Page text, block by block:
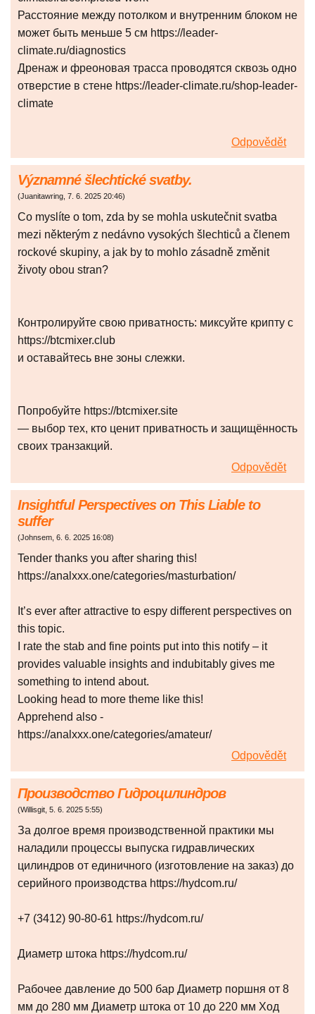
Расстояние между потолком и внутренним блоком не
может быть меньше 5 см https://leader-
climate.ru/diagnostics
Дренаж и фреоновая трасса проводятся сквозь одно
отверстие в стене https://leader-climate.ru/shop-leader-
climate
Odpovědět
Významné šlechtické svatby.
(Juanitawring, 7. 6. 2025 20:46)
Co myslíte o tom, zda by se mohla uskutečnit svatba
mezi některým z nedávno vysokých šlechticů a členem
rockové skupiny, a jak by to mohlo zásadně změnit
životy obou stran?
Контролируйте свою приватность: миксуйте крипту с
https://btcmixer.club
и оставайтесь вне зоны слежки.
Попробуйте https://btcmixer.site
— выбор тех, кто ценит приватность и защищённость
своих транзакций.
Odpovědět
Insightful Perspectives on This Liable to
suffer
(Johnsem, 6. 6. 2025 16:08)
Tender thanks you after sharing this!
https://analxxx.one/categories/masturbation/
It’s ever after attractive to espy different perspectives on
this topic.
I rate the stab and fine points put into this notify – it
provides valuable insights and indubitably gives me
something to intend about.
Looking head to more theme like this!
Apprehend also -
https://analxxx.one/categories/amateur/
Odpovědět
Производство Гидроцилиндров
(Willisgit, 5. 6. 2025 5:55)
За долгое время производственной практики мы
наладили процессы выпуска гидравлических
цилиндров от единичного (изготовление на заказ) до
серийного производства https://hydcom.ru/
+7 (3412) 90-80-61 https://hydcom.ru/
Диаметр штока https://hydcom.ru/
Рабочее давление до 500 бар Диаметр поршня от 8
мм до 280 мм Диаметр штока от 10 до 220 мм Ход